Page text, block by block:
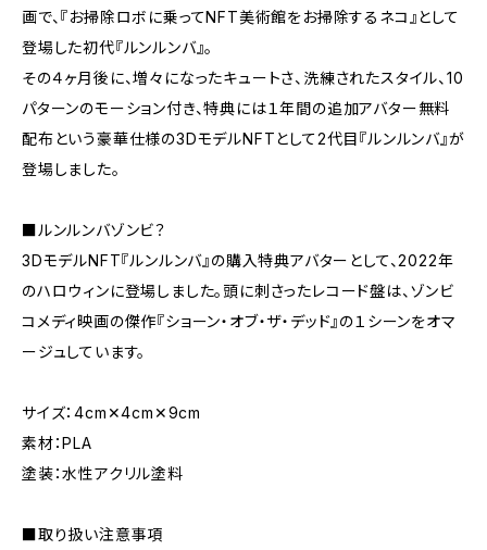
画で、『お掃除ロボに乗ってNFT美術館をお掃除するネコ』として
登場した初代『ルンルンバ』。
その４ヶ月後に、増々になったキュートさ、洗練されたスタイル、10
パターンのモーション付き、特典には１年間の追加アバター無料
配布という豪華仕様の3DモデルNFTとして2代目『ルンルンバ』が
登場しました。
■ルンルンバゾンビ？
3DモデルNFT『ルンルンバ』の購入特典アバターとして、2022年
のハロウィンに登場しました。頭に刺さったレコード盤は、ゾンビ
コメディ映画の傑作『ショーン・オブ・ザ・デッド』の１シーンをオマ
ージュしています。
サイズ：4cm✕4cm✕9cm
素材：PLA
塗装：水性アクリル塗料
■取り扱い注意事項